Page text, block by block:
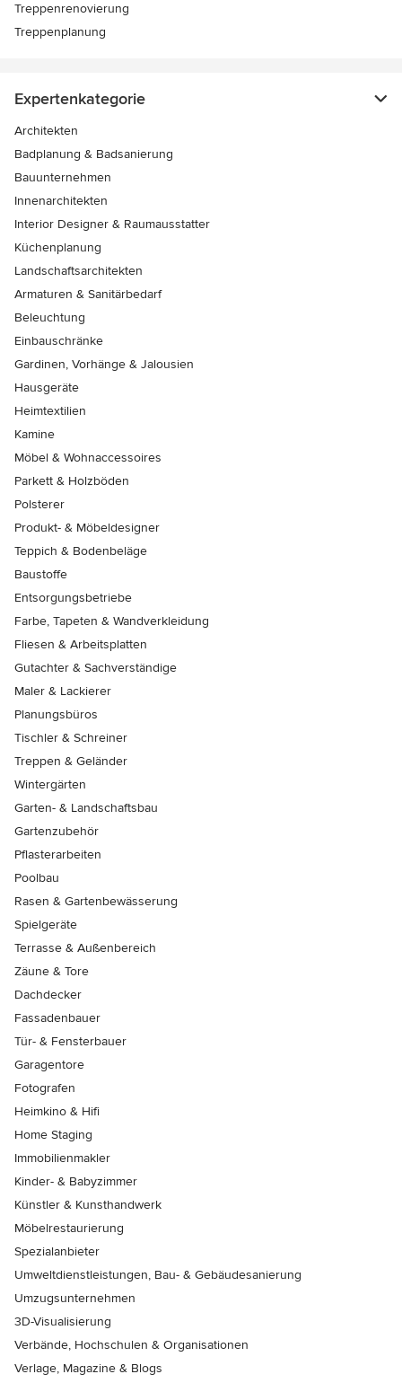
Treppenrenovierung
Treppenplanung
Expertenkategorie
Architekten
Badplanung & Badsanierung
Bauunternehmen
Innenarchitekten
Interior Designer & Raumausstatter
Küchenplanung
Landschaftsarchitekten
Armaturen & Sanitärbedarf
Beleuchtung
Einbauschränke
Gardinen, Vorhänge & Jalousien
Hausgeräte
Heimtextilien
Kamine
Möbel & Wohnaccessoires
Parkett & Holzböden
Polsterer
Produkt- & Möbeldesigner
Teppich & Bodenbeläge
Baustoffe
Entsorgungsbetriebe
Farbe, Tapeten & Wandverkleidung
Fliesen & Arbeitsplatten
Gutachter & Sachverständige
Maler & Lackierer
Planungsbüros
Tischler & Schreiner
Treppen & Geländer
Wintergärten
Garten- & Landschaftsbau
Gartenzubehör
Pflasterarbeiten
Poolbau
Rasen & Gartenbewässerung
Spielgeräte
Terrasse & Außenbereich
Zäune & Tore
Dachdecker
Fassadenbauer
Tür- & Fensterbauer
Garagentore
Fotografen
Heimkino & Hifi
Home Staging
Immobilienmakler
Kinder- & Babyzimmer
Künstler & Kunsthandwerk
Möbelrestaurierung
Spezialanbieter
Umweltdienstleistungen, Bau- & Gebäudesanierung
Umzugsunternehmen
3D-Visualisierung
Verbände, Hochschulen & Organisationen
Verlage, Magazine & Blogs